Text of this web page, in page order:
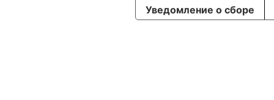
Уведомление о сборе